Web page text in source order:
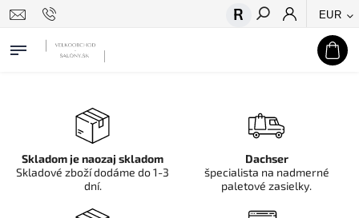
EUR
Hľadať
Skladom je naozaj skladom
Skladové zboží dodáme do 1-3
dní.
Dachser
špecialista na nadmerné
paletové zasielky.